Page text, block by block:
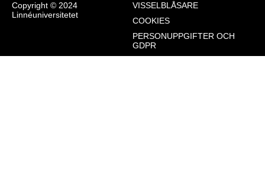
Copyright © 2024
Linnéuniversitetet
VISSELBLÅSARE
COOKIES
PERSONUPPGIFTER OCH
GDPR